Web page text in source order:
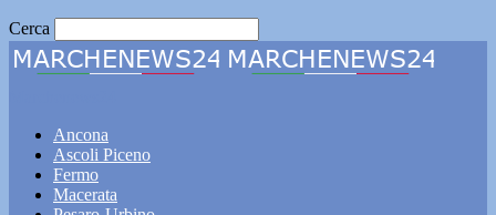
Cerca
Ancona
Ascoli Piceno
Fermo
Macerata